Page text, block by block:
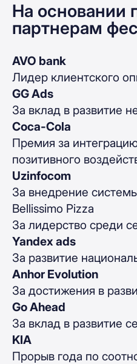
На основании
партнерам
AVO bank
Лидер клиентского
GG Ads
За вклад в развитие
Coca-Cola
Премия за
позитивного
Uzinfocom
За внедрение
Bellissimo Pizza
За лидерство среди
Yandex ads
За развитие
Anhor Evolution
За достижения в
Go Ahead
За вклад в развитие
KIA
Прорыв года по